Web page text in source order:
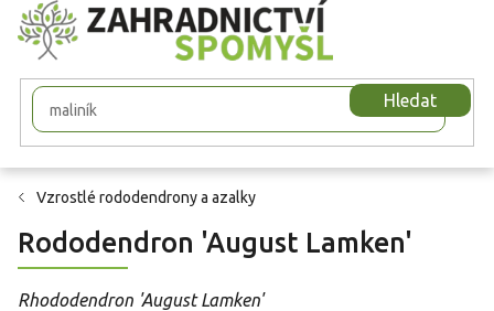
Přejít
na
obsah
Hledat
Vzrostlé rododendrony a azalky
Rododendron 'August Lamken'
Rhododendron 'August Lamken'